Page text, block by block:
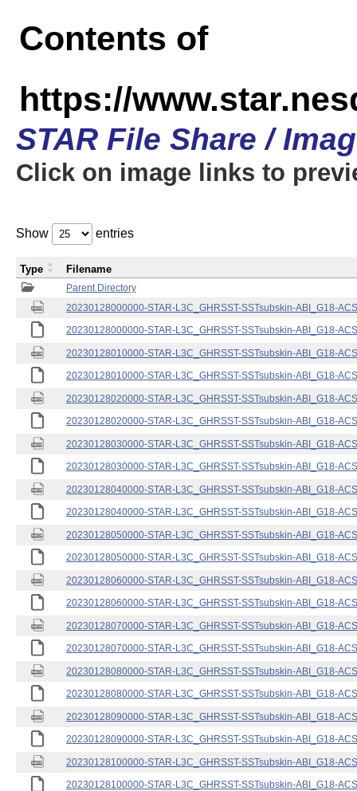
Contents of
https://
STAR File Share /
Click on image links to
Show entries
Parent Directory
20230128000000-STAR-L3C_GHRSST-SSTsubskin-ABI_G18-
20230128000000-STAR-L3C_GHRSST-SSTsubskin-ABI_G18-
20230128010000-STAR-L3C_GHRSST-SSTsubskin-ABI_G18-
20230128010000-STAR-L3C_GHRSST-SSTsubskin-ABI_G18-
20230128020000-STAR-L3C_GHRSST-SSTsubskin-ABI_G18-
20230128020000-STAR-L3C_GHRSST-SSTsubskin-ABI_G18-
20230128030000-STAR-L3C_GHRSST-SSTsubskin-ABI_G18-
20230128030000-STAR-L3C_GHRSST-SSTsubskin-ABI_G18-
20230128040000-STAR-L3C_GHRSST-SSTsubskin-ABI_G18-
20230128040000-STAR-L3C_GHRSST-SSTsubskin-ABI_G18-
20230128050000-STAR-L3C_GHRSST-SSTsubskin-ABI_G18-
20230128050000-STAR-L3C_GHRSST-SSTsubskin-ABI_G18-
20230128060000-STAR-L3C_GHRSST-SSTsubskin-ABI_G18-
20230128060000-STAR-L3C_GHRSST-SSTsubskin-ABI_G18-
20230128070000-STAR-L3C_GHRSST-SSTsubskin-ABI_G18-
20230128070000-STAR-L3C_GHRSST-SSTsubskin-ABI_G18-
20230128080000-STAR-L3C_GHRSST-SSTsubskin-ABI_G18-
20230128080000-STAR-L3C_GHRSST-SSTsubskin-ABI_G18-
20230128090000-STAR-L3C_GHRSST-SSTsubskin-ABI_G18-
20230128090000-STAR-L3C_GHRSST-SSTsubskin-ABI_G18-
20230128100000-STAR-L3C_GHRSST-SSTsubskin-ABI_G18-
20230128100000-STAR-L3C_GHRSST-SSTsubskin-ABI_G18-
Type Filename